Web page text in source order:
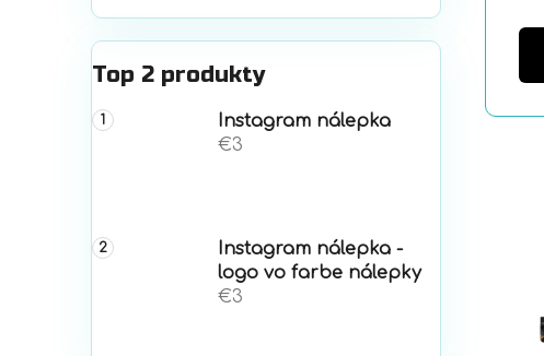
Top 2 produkty
Instagram nálepka
€3
Instagram nálepka -
logo vo farbe nálepky
€3